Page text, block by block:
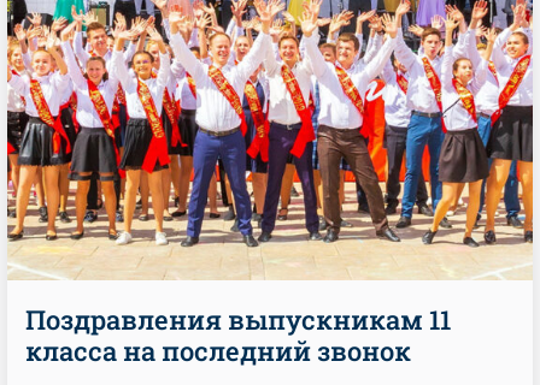
Поздравления выпускникам 11
класса на последний звонок